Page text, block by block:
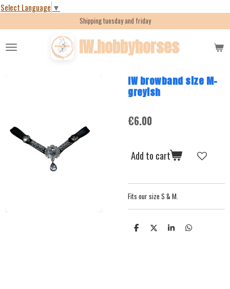
Select Language ▼
Skip
content
IW.hobbyhorses
Shipping tuesday and friday
IW browband size M-
greyish
€6.00
Add to cart
Fits our size S & M.
S S S S